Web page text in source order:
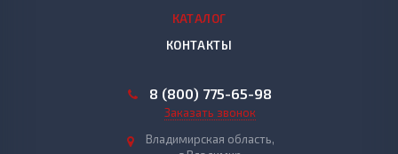
КАТАЛОГ
КОНТАКТЫ
8 (800) 775-65-98
Заказать звонок
Владимирская область,